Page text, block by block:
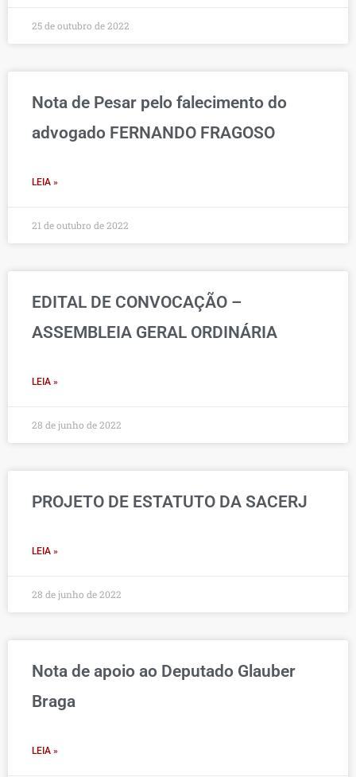
25 de outubro de 2022
Nota de Pesar pelo falecimento do
advogado FERNANDO FRAGOSO
LEIA »
21 de outubro de 2022
EDITAL DE CONVOCAÇÃO –
ASSEMBLEIA GERAL ORDINÁRIA
LEIA »
28 de junho de 2022
PROJETO DE ESTATUTO DA SACERJ
LEIA »
28 de junho de 2022
Nota de apoio ao Deputado Glauber
Braga
LEIA »